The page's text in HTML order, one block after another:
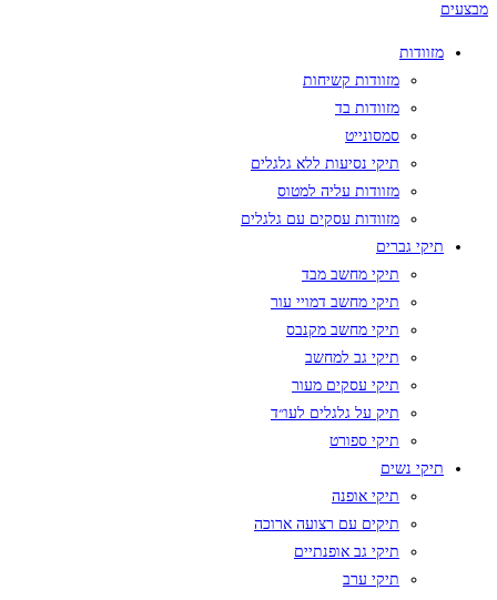
מבצעים
מזוודות
מזוודות קשיחות
מזוודות בד
סמסונייט
תיקי נסיעות ללא גלגלים
מזוודות עליה למטוס
מזוודות עסקים עם גלגלים
תיקי גברים
תיקי מחשב מבד
תיקי מחשב דמויי עור
תיקי מחשב מקנבס
תיקי גב למחשב
תיקי עסקים מעור
תיק על גלגלים לעו״ד
תיקי ספורט
תיקי נשים
תיקי אופנה
תיקים עם רצועה ארוכה
תיקי גב אופנתיים
תיקי ערב